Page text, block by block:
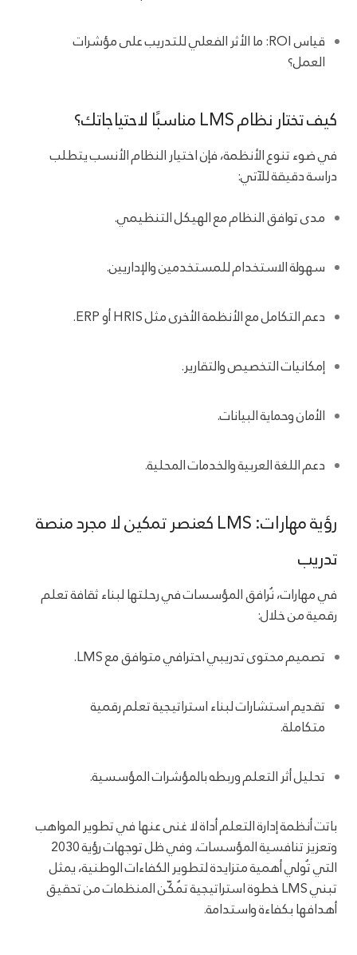
قياس ROI: ما الأثر الفعلي للتدريب على مؤشرات
العمل؟
كيف تختار نظام LMS مناسبًا لاحتياجاتك؟
في ضوء تنوع الأنظمة، فإن اختيار النظام الأنسب يتطلب
دراسة دقيقة للآتي:
مدى توافق النظام مع الهيكل التنظيمي.
سهولة الاستخدام للمستخدمين والإداريين.
دعم التكامل مع الأنظمة الأخرى مثل HRIS أو ERP.
إمكانيات التخصيص والتقارير.
الأمان وحماية البيانات.
دعم اللغة العربية والخدمات المحلية.
رؤية مهارات: LMS كعنصر تمكين لا مجرد منصة
تدريب
في مهارات، نُرافق المؤسسات في رحلتها لبناء ثقافة تعلم
رقمية من خلال:
تصميم محتوى تدريبي احترافي متوافق مع LMS.
تقديم استشارات لبناء استراتيجية تعلم رقمية
متكاملة.
تحليل أثر التعلم وربطه بالمؤشرات المؤسسية.
باتت أنظمة إدارة التعلم أداة لا غنى عنها في تطوير المواهب
وتعزيز تنافسية المؤسسات. وفي ظل توجهات رؤية 2030
التي تُولي أهمية متزايدة لتطوير الكفاءات الوطنية، يمثل
تبني LMS خطوة استراتيجية تُمكّن المنظمات من تحقيق
أهدافها بكفاءة واستدامة.